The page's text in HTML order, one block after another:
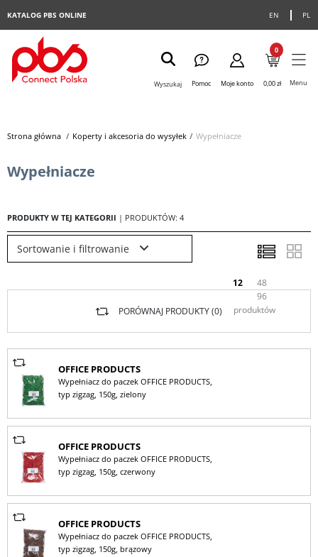
EN PL
KATALOG PBS ONLINE
Wyszukaj Pomoc Moje konto
0
0,00 zł Menu
Strona główna> Koperty i akcesoria do wysyłek> Wypełniacze
Wypełniacze
PRODUKTY W TEJ KATEGORII | PRODUKTÓW: 4
Sortowanie i filtrowanie
12
48
96
produktów
PORÓWNAJ PRODUKTY (0)
OFFICE PRODUCTS
Wypełniacz do paczek OFFICE PRODUCTS,
typ zigzag, 150g, zielony
OFFICE PRODUCTS
Wypełniacz do paczek OFFICE PRODUCTS,
typ zigzag, 150g, czerwony
OFFICE PRODUCTS
Wypełniacz do paczek OFFICE PRODUCTS,
typ zigzag, 150g, brązowy